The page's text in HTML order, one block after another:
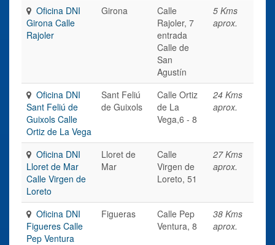
Oficina DNI
Girona Calle
Rajoler
Girona
Calle
Rajoler, 7
entrada
Calle de
San
Agustín
5 Kms
aprox.
Oficina DNI
Sant Feliú de
Guixols Calle
Ortiz de La Vega
Sant Feliú
de Guixols
Calle Ortiz
de La
Vega,6 - 8
24 Kms
aprox.
Oficina DNI
Lloret de Mar
Calle Virgen de
Loreto
Lloret de
Mar
Calle
Virgen de
Loreto, 51
27 Kms
aprox.
Oficina DNI
Figueres Calle
Pep Ventura
Figueras
Calle Pep
Ventura, 8
38 Kms
aprox.